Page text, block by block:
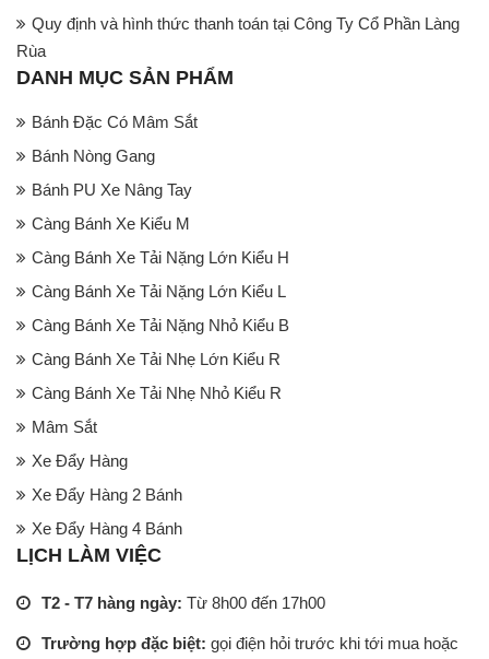
Quy định và hình thức thanh toán tại Công Ty Cổ Phần Làng
Rùa
DANH MỤC SẢN PHẨM
Bánh Đặc Có Mâm Sắt
Bánh Nòng Gang
Bánh PU Xe Nâng Tay
Càng Bánh Xe Kiểu M
Càng Bánh Xe Tải Nặng Lớn Kiểu H
Càng Bánh Xe Tải Nặng Lớn Kiểu L
Càng Bánh Xe Tải Nặng Nhỏ Kiểu B
Càng Bánh Xe Tải Nhẹ Lớn Kiểu R
Càng Bánh Xe Tải Nhẹ Nhỏ Kiểu R
Mâm Sắt
Xe Đẩy Hàng
Xe Đẩy Hàng 2 Bánh
Xe Đẩy Hàng 4 Bánh
LỊCH LÀM VIỆC
T2 - T7 hàng ngày: Từ 8h00 đến 17h00
Trường hợp đặc biệt: gọi điện hỏi trước khi tới mua hoặc